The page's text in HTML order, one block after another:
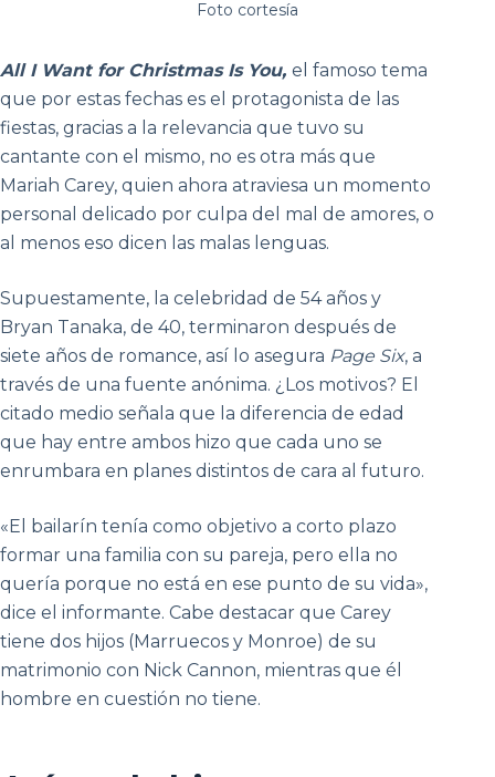
Foto cortesía
All I Want for Christmas Is You, el famoso tema
que por estas fechas es el protagonista de las
fiestas, gracias a la relevancia que tuvo su
cantante con el mismo, no es otra más que
Mariah Carey, quien ahora atraviesa un momento
personal delicado por culpa del mal de amores, o
al menos eso dicen las malas lenguas.
Supuestamente, la celebridad de 54 años y
Bryan Tanaka, de 40, terminaron después de
siete años de romance, así lo asegura Page Six, a
través de una fuente anónima. ¿Los motivos? El
citado medio señala que la diferencia de edad
que hay entre ambos hizo que cada uno se
enrumbara en planes distintos de cara al futuro.
«El bailarín tenía como objetivo a corto plazo
formar una familia con su pareja, pero ella no
quería porque no está en ese punto de su vida»,
dice el informante. Cabe destacar que Carey
tiene dos hijos (Marruecos y Monroe) de su
matrimonio con Nick Cannon, mientras que él
hombre en cuestión no tiene.